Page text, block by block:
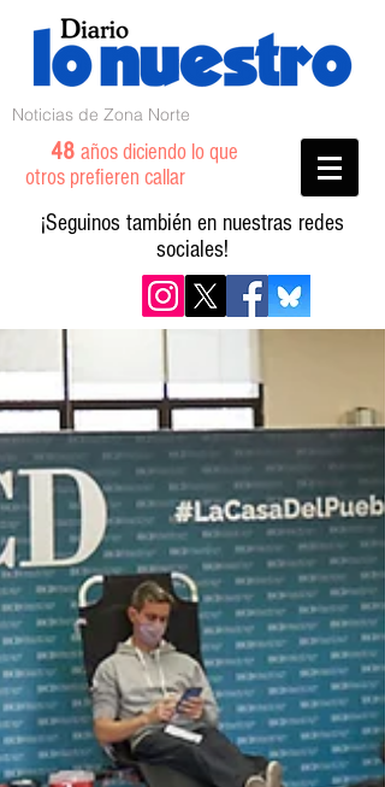
Noticias de Zona Norte
48 años diciendo lo que
otros prefieren callar
¡Seguinos también en nuestras redes
sociales!